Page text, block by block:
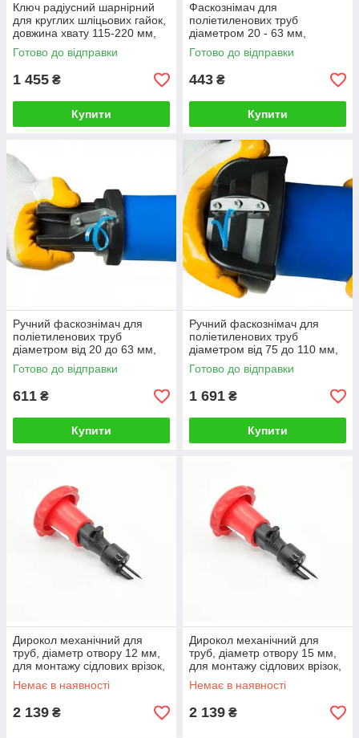
Ключ радіусний шарнірний
для круглих шліцьових гайок,
довжина хвату 115-220 мм,
для муфт діаметром від 63
до 110 мм, КЗСМІ (СРСР)
Готово до відправки
1 455 ₴
Купити
Фаскознімач для
поліетиленових труб
діаметром 20 - 63 мм,
фаскоріз для ПП, ПНД труб
Готово до відправки
443 ₴
Купити
Ручний фаскознімач для
поліетиленових труб
діаметром від 20 до 63 мм,
фаскоріз для ПП, ПНД труб
Готово до відправки
611 ₴
Купити
Ручний фаскознімач для
поліетиленових труб
діаметром від 75 до 110 мм,
фаскоріз для ПНД труб
Готово до відправки
1 691 ₴
Купити
Дирокол механічний для
труб, діаметр отвору 12 мм,
для монтажу сідлових врізок,
діркопробивач Twist Punch
TP-12
Немає в наявності
2 139 ₴
Дирокол механічний для
труб, діаметр отвору 15 мм,
для монтажу сідлових врізок,
діркопробивач Twist Punch
TP-15
Немає в наявності
2 139 ₴